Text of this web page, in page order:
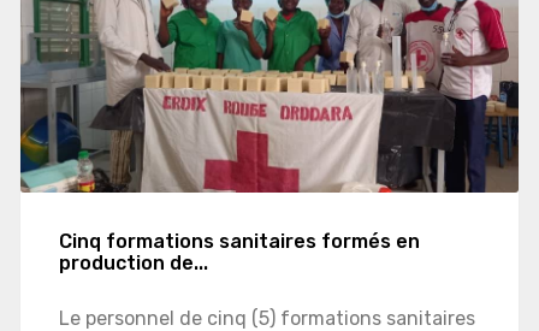
Cinq formations sanitaires formés en
production de...
Le personnel de cinq (5) formations sanitaires